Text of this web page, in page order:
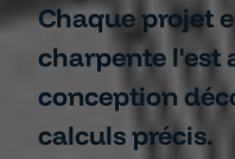
Chaque projet
charpente l'est
conception
calculs précis.